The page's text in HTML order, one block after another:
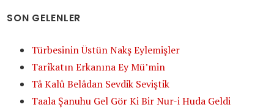
SON GELENLER
Türbesinin Üstün Nakş Eylemişler
Tarîkatın Erkanına Ey Mü’min
Tâ Kalû Belâdan Sevdik Seviştik
Taala Şanuhu Gel Gör Ki Bir Nur-i Huda Geldi